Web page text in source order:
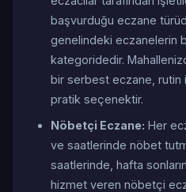
başvurduğu eczane
genelindeki eczanelerin
kategoridedir.
bir serbest eczane, rutin
pratik seçenektir.
Nöbetçi Eczane: Her
ve saatlerinde nöbet
saatlerinde, hafta
hizmet veren nöbetçi